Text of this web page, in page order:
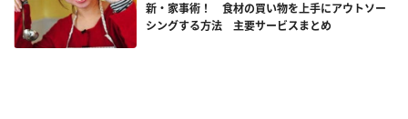
新・家事術！ 食材の買い物を上手にアウトソー
シングする方法 主要サービスまとめ